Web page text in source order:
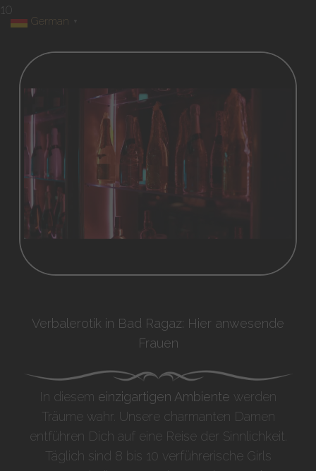
10
Verbalerotik in Bad Ragaz: Hier anwesende
Frauen
In diesem einzigartigen Ambiente werden
Träume wahr. Unsere charmanten Damen
entführen Dich auf eine Reise der Sinnlichkeit.
Täglich sind 8 bis 10 verführerische Girls
German